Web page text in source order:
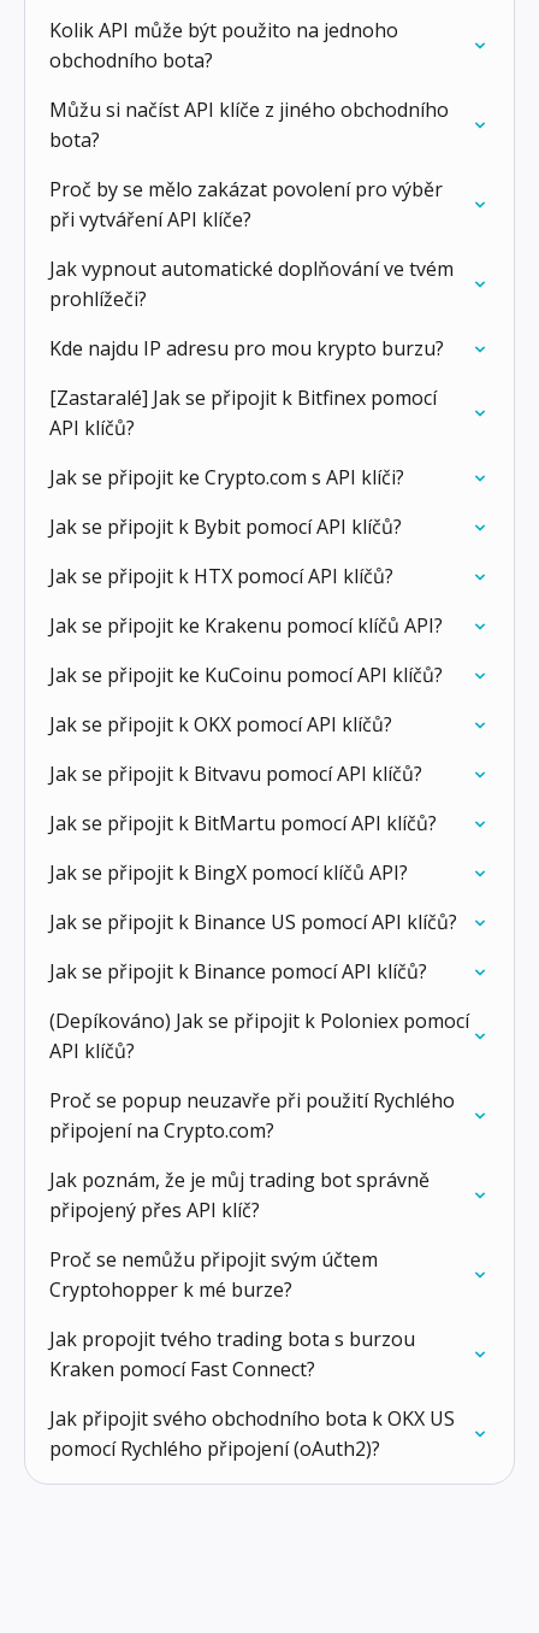
Kolik API může být použito na jednoho
obchodního bota?
Můžu si načíst API klíče z jiného obchodního
bota?
Proč by se mělo zakázat povolení pro výběr
při vytváření API klíče?
Jak vypnout automatické doplňování ve tvém
prohlížeči?
Kde najdu IP adresu pro mou krypto burzu?
[Zastaralé] Jak se připojit k Bitfinex pomocí
API klíčů?
Jak se připojit ke Crypto.com s API klíči?
Jak se připojit k Bybit pomocí API klíčů?
Jak se připojit k HTX pomocí API klíčů?
Jak se připojit ke Krakenu pomocí klíčů API?
Jak se připojit ke KuCoinu pomocí API klíčů?
Jak se připojit k OKX pomocí API klíčů?
Jak se připojit k Bitvavu pomocí API klíčů?
Jak se připojit k BitMartu pomocí API klíčů?
Jak se připojit k BingX pomocí klíčů API?
Jak se připojit k Binance US pomocí API klíčů?
Jak se připojit k Binance pomocí API klíčů?
(Depíkováno) Jak se připojit k Poloniex pomocí
API klíčů?
Proč se popup neuzavře při použití Rychlého
připojení na Crypto.com?
Jak poznám, že je můj trading bot správně
připojený přes API klíč?
Proč se nemůžu připojit svým účtem
Cryptohopper k mé burze?
Jak propojit tvého trading bota s burzou
Kraken pomocí Fast Connect?
Jak připojit svého obchodního bota k OKX US
pomocí Rychlého připojení (oAuth2)?